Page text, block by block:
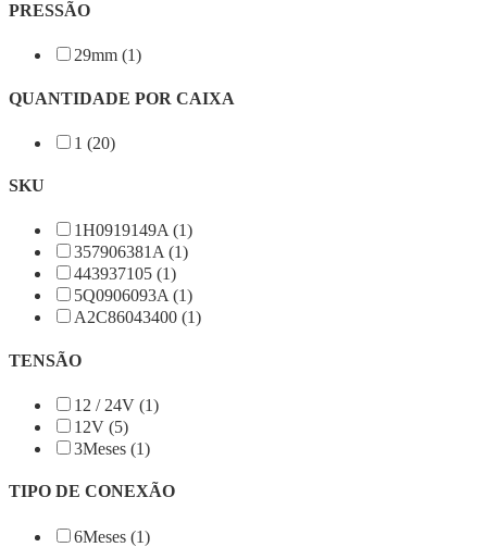
PRESSÃO
29mm (1)
QUANTIDADE POR CAIXA
1 (20)
SKU
1H0919149A (1)
357906381A (1)
443937105 (1)
5Q0906093A (1)
A2C86043400 (1)
TENSÃO
12 / 24V (1)
12V (5)
3Meses (1)
TIPO DE CONEXÃO
6Meses (1)